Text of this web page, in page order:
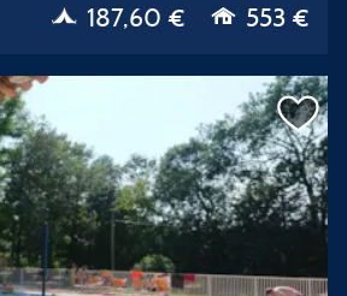
187,60 € 553 €